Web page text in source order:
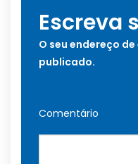
Escreva
O seu endereço
publicado.
Comentário